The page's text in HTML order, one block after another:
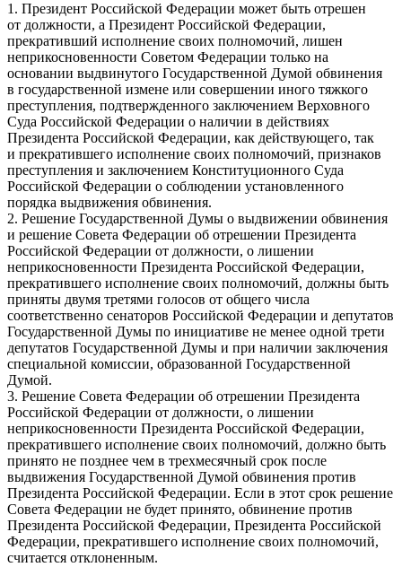
1. Президент Российской Федерации может быть отрешен
от должности, а Президент Российской Федерации,
прекративший исполнение своих полномочий, лишен
неприкосновенности Советом Федерации только на
основании выдвинутого Государственной Думой обвинения
в государственной измене или совершении иного тяжкого
преступления, подтвержденного заключением Верховного
Суда Российской Федерации о наличии в действиях
Президента Российской Федерации, как действующего, так
и прекратившего исполнение своих полномочий, признаков
преступления и заключением Конституционного Суда
Российской Федерации о соблюдении установленного
порядка выдвижения обвинения.
2. Решение Государственной Думы о выдвижении обвинения
и решение Совета Федерации об отрешении Президента
Российской Федерации от должности, о лишении
неприкосновенности Президента Российской Федерации,
прекратившего исполнение своих полномочий, должны быть
приняты двумя третями голосов от общего числа
соответственно сенаторов Российской Федерации и депутатов
Государственной Думы по инициативе не менее одной трети
депутатов Государственной Думы и при наличии заключения
специальной комиссии, образованной Государственной
Думой.
3. Решение Совета Федерации об отрешении Президента
Российской Федерации от должности, о лишении
неприкосновенности Президента Российской Федерации,
прекратившего исполнение своих полномочий, должно быть
принято не позднее чем в трехмесячный срок после
выдвижения Государственной Думой обвинения против
Президента Российской Федерации. Если в этот срок решение
Совета Федерации не будет принято, обвинение против
Президента Российской Федерации, Президента Российской
Федерации, прекратившего исполнение своих полномочий,
считается отклоненным.